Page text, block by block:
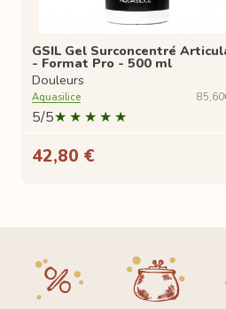
GSIL Gel Surconcentré
- Format Pro - 500 ml
Douleurs
Aquasilice
5/5
42,80 €